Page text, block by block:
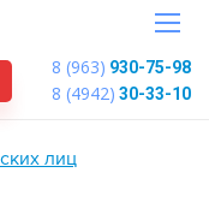
8 (963) 930-75-98
8 (4942) 30-33-10
лиц